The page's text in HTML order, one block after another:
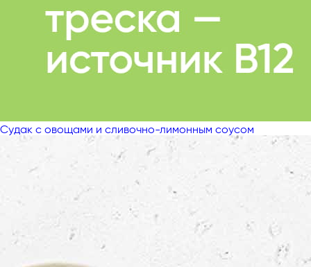
Судак с овощами и сливочно-лимонным соусом